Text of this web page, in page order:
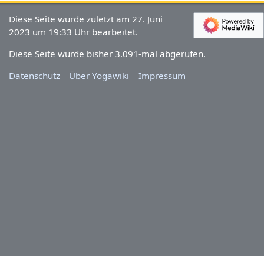
Diese Seite wurde zuletzt am 27. Juni
2023 um 19:33 Uhr bearbeitet.
Diese Seite wurde bisher 3.091-mal abgerufen.
Datenschutz
Über Yogawiki Impressum